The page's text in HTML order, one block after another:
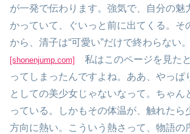
が一発で伝わります。強気で、自分の魅
かっていて、ぐいっと前に出てくる。そ
から、清子は“可愛い”だけで終わらない。
[shonenjump.com]
私はこのページを見た
ってしまったんですよね。ああ、やっぱ
としての美少女じゃないなって。ちゃん
っている。しかもその体温が、触れたら
方向に熱い。こういう熱さって、物語の